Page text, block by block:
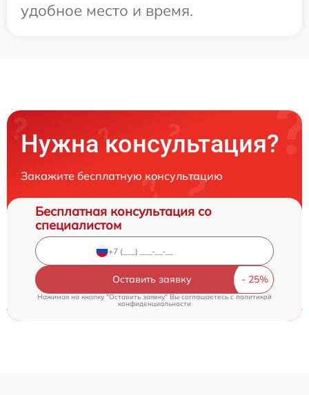
удобное место и время.
Нужна консультация?
Закажите бесплатную консультацию
Бесплатная консультация со
специалистом
Оставить заявку
Нажимая на кнопку "Оставить заявку" Вы соглашаетесь c политикой
конфиденциальности